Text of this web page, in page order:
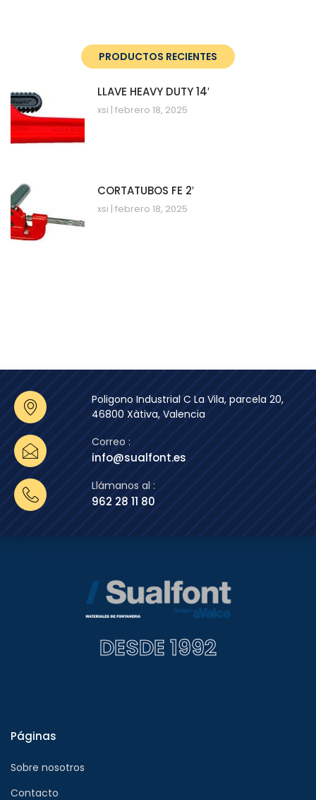
PRODUCTOS RECIENTES
LLAVE HEAVY DUTY 14′
xsi febrero 18, 2025
CORTATUBOS FE 2′
xsi febrero 18, 2025
Poligono Industrial C La Vila, parcela 20,
46800 Xàtiva, Valencia
Correo :
info@sualfont.es
Llámanos al :
962 28 11 80
DESDE 1992
Páginas
Sobre nosotros
Contacto